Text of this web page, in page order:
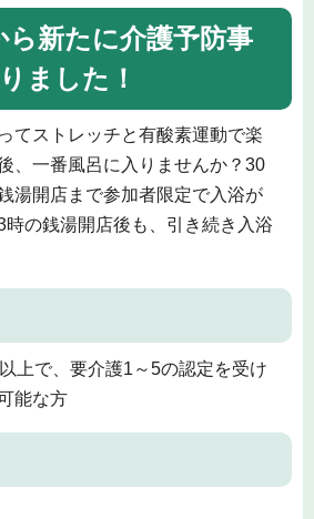
ら新たに介護予防事
ました！
てストレッチと有酸素運動で楽
、一番風呂に入りませんか？30
湯開店まで参加者限定で入浴が
時の銭湯開店後も、引き続き入浴
上で、要介護1～5の認定を受け
能な方